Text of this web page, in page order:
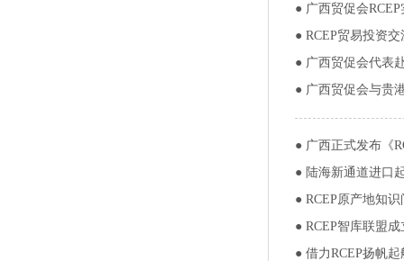
● 广西贸促会
● RCEP贸易投资
● 广西贸促会代表
● 广西贸促会与贵
● 广西正式发布《
● 陆海新通道进口
● RCEP原产地知
● RCEP智库联盟成
● 借力RCEP扬帆